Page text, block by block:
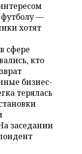
—
хотят
сфере
кто
бизнес-
терялась
заседании